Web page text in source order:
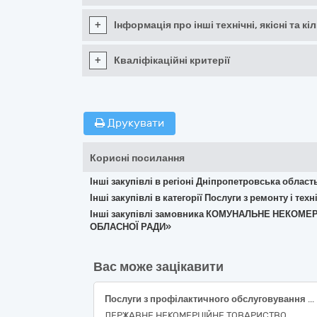
+ Інформація про інші технічні, якісні та
+ Кваліфікаційні критерії
Друкувати
Корисні посилання
Інші закупівлі в регіоні Дніпропетровська
Інші закупівлі в категорії Послуги з ремонту і
Інші закупівлі замовника КОМУНАЛЬНЕ
ОБЛАСНОЇ РАДИ»
Вас може зацікавити
Послуги з профілактичного обслуговування імунохемілюмінісцентного аналізатора ARCHITECT i1000, серійний номер i1SR04183